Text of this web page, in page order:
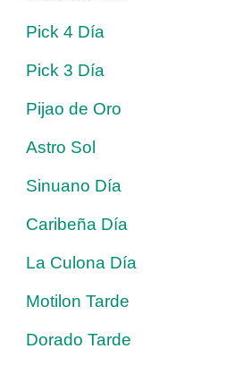
Pick 4 Día
Pick 3 Día
Pijao de Oro
Astro Sol
Sinuano Día
Caribeña Día
La Culona Día
Motilon Tarde
Dorado Tarde